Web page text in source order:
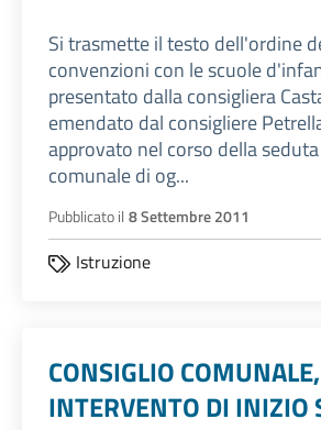
Si trasmette il testo dell'ordine
convenzioni con le scuole
presentato dalla consigliera
emendato dal consigliere
approvato nel corso della
comunale di og...
Pubblicato il 8 Settembre 2011
Istruzione
CONSIGLIO COMUNALE,
INTERVENTO DI INIZIO